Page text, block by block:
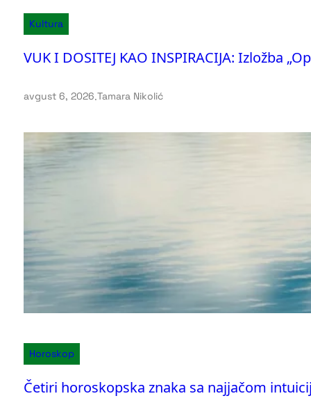
Kultura
VUK I DOSITEJ KAO INSPIRACIJA: Izložba
avgust 6, 2026.Tamara Nikolić
Horoskop
Četiri horoskopska znaka sa najjačom